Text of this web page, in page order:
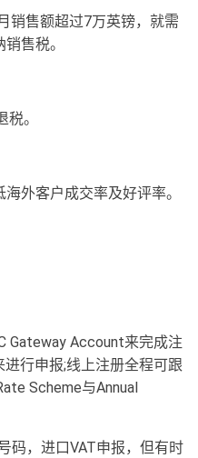
销售额超过7万英镑，就需
售税。
。
外客户成交率及好评率。
Gateway Account来完成注
行申报;线上注册全程可跟
Scheme与Annual
码，进口VAT申报，但有时